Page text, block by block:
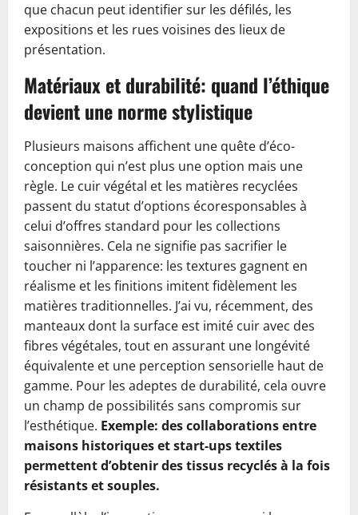
que chacun peut identifier sur les défilés, les
expositions et les rues voisines des lieux de
présentation.
Matériaux et durabilité: quand l’éthique
devient une norme stylistique
Plusieurs maisons affichent une quête d’éco-
conception qui n’est plus une option mais une
règle. Le cuir végétal et les matières recyclées
passent du statut d’options écoresponsables à
celui d’offres standard pour les collections
saisonnières. Cela ne signifie pas sacrifier le
toucher ni l’apparence: les textures gagnent en
réalisme et les finitions imitent fidèlement les
matières traditionnelles. J’ai vu, récemment, des
manteaux dont la surface est imité cuir avec des
fibres végétales, tout en assurant une longévité
équivalente et une perception sensorielle haut de
gamme. Pour les adeptes de durabilité, cela ouvre
un champ de possibilités sans compromis sur
l’esthétique. Exemple: des collaborations entre
maisons historiques et start-ups textiles
permettent d’obtenir des tissus recyclés à la fois
résistants et souples.